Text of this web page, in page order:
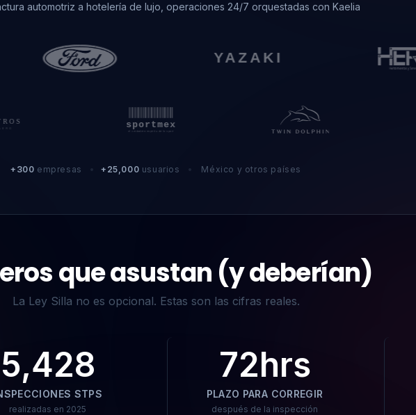
automotriz a hotelería de lujo, operaciones 24/7 orquestadas con Kaelia
+300 empresas +25,000 usuarios México y otros países
que asustan (y deberían)
La Ley Silla no es opcional. Estas son las cifras reales.
5,428
STPS
realizadas en 2025
72hrs
PLAZO PARA CORREGIR
después de la inspección